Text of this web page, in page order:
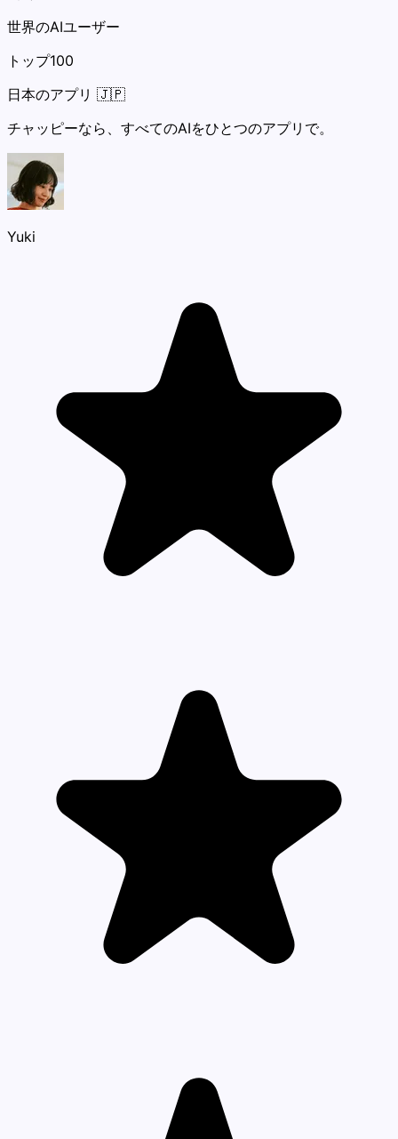
世界のAIユーザー
トップ100
日本のアプリ 🇯🇵
チャッピーなら、すべてのAIをひとつのアプリで。
Yuki